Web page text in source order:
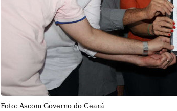
Foto: Ascom Governo do Ceará